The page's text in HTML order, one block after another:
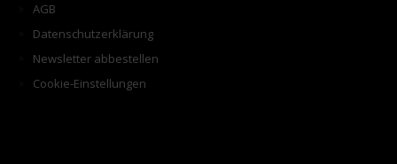
AGB
Datenschutzerklärung
Newsletter abbestellen
Cookie-Einstellungen